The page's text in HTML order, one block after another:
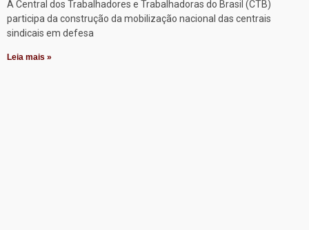
A Central dos Trabalhadores e Trabalhadoras do Brasil (CTB)
participa da construção da mobilização nacional das centrais
sindicais em defesa
Leia mais »